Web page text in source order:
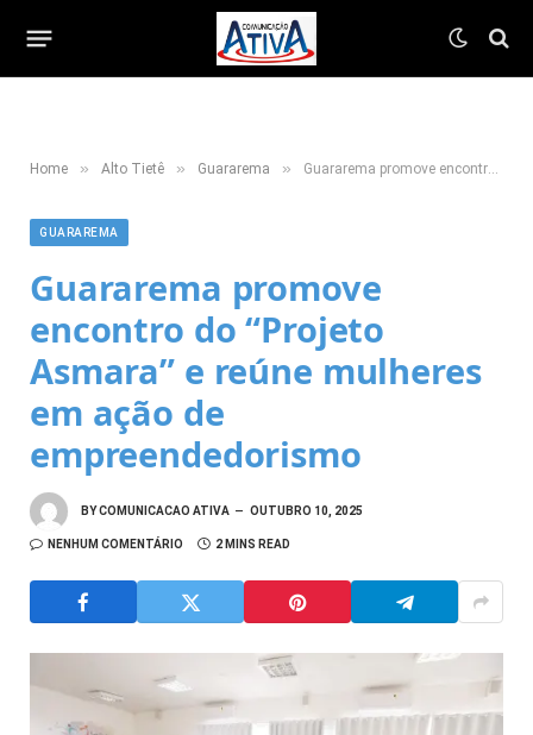
Home » Alto Tietê » Guararema » Guararema promove encontro do “Projeto Asmara” e reúne mulheres em ação de empreendedorismo
GUARAREMA
Guararema promove
encontro do “Projeto
Asmara” e reúne mulheres
em ação de
empreendedorismo
BYCOMUNICACAO ATIVA OUTUBRO 10, 2025
NENHUM COMENTÁRIO 2 MINS READ